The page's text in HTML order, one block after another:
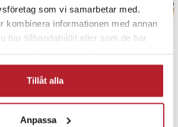
som vi samarbetar med.
kombinera informationen med annan
har tillhandahållit eller som de har
Tillåt alla
Anpassa
PRISGARANTI
UTFÖRSÄLJNING